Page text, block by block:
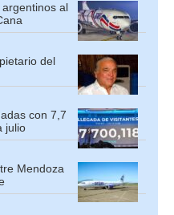
al
del
con 7,7
julio
Mendoza